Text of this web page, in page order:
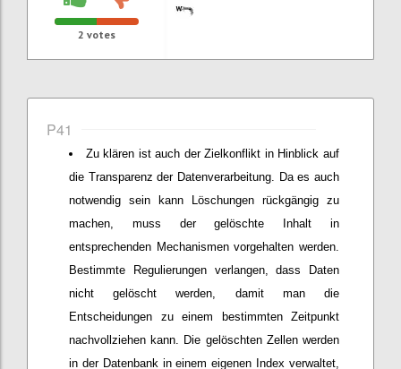
2 votes
P41
Zu klären ist auch der Zielkonflikt in Hinblick auf
die Transparenz der Datenverarbeitung. Da es auch
notwendig sein kann Löschungen rückgängig zu
machen, muss der gelöschte Inhalt in
entsprechenden Mechanismen vorgehalten werden.
Bestimmte Regulierungen verlangen, dass Daten
nicht gelöscht werden, damit man die
Entscheidungen zu einem bestimmten Zeitpunkt
nachvollziehen kann. Die gelöschten Zellen werden
in der Datenbank in einem eigenen Index verwaltet,